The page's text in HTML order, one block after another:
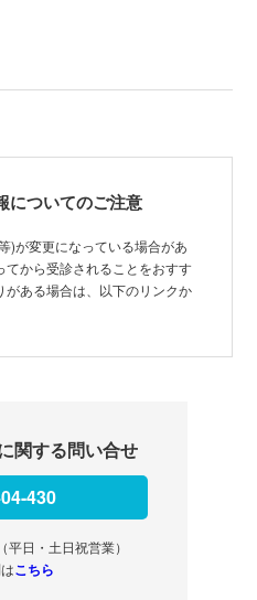
についてのご注意
)が変更になっている場合があ
てから受診されることをおすす
ある場合は、以下のリンクか
関する問い合せ
430
日・土日祝営業）
こちら